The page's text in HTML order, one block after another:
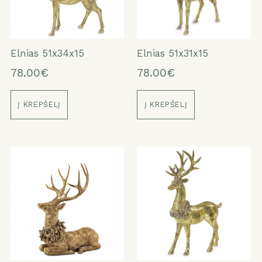
Elnias 51x34x15
78.00€
Į KREPŠELĮ
Elnias 51x31x15
78.00€
Į KREPŠELĮ